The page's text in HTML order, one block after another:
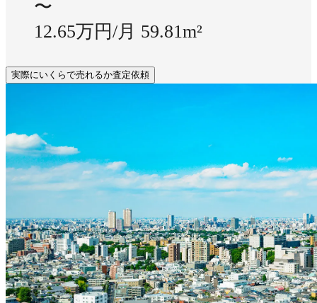
〜
12.65万円/月 59.81m²
実際にいくらで売れるか査定依頼